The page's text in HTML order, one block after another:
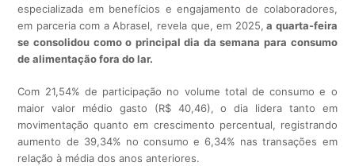
especializada em benefícios e engajamento de colaboradores,
em parceria com a Abrasel, revela que, em 2025, a quarta-feira
se consolidou como o principal dia da semana para consumo
de alimentação fora do lar.
Com 21,54% de participação no volume total de consumo e o
maior valor médio gasto (R$ 40,46), o dia lidera tanto em
movimentação quanto em crescimento percentual, registrando
aumento de 39,34% no consumo e 6,34% nas transações em
relação à média dos anos anteriores.